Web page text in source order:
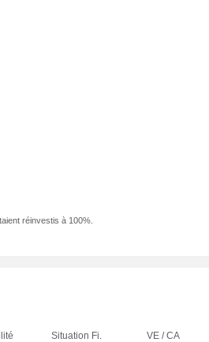
réinvestis à 100%.
Situation Fi. VE / CA